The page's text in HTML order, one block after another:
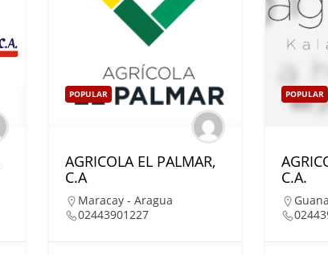
POPULAR
AGRICOLA EL PALMAR,
C.A
Maracay - Aragua
02443901227
POPULAR
C.A.